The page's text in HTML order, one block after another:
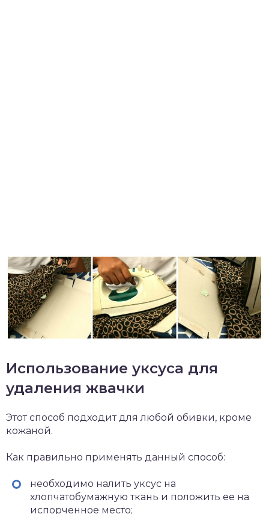
Использование уксуса для
удаления жвачки
Этот способ подходит для любой обивки, кроме
кожаной.
Как правильно применять данный способ:
необходимо налить уксус на
хлопчатобумажную ткань и положить ее на
испорченное место;